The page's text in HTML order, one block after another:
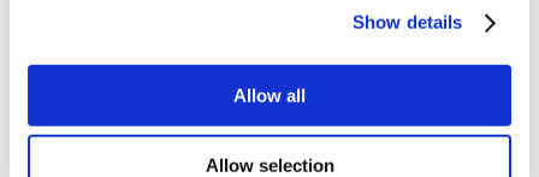
Show details
Allow all
Allow selection
gestionadas por MIRAC SARA TOURISM, una agencia de
12276).
Todos los tratamientos son realizados por una institución de